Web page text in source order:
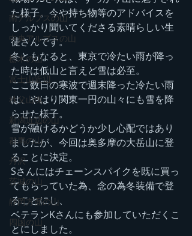
南アルプスの山
中央アルプスの山
栃木の山
富士山近辺
秩父山塊
新潟近辺の山
群馬の山
丹沢
茨城の山
静岡方面の山
四国の山
た様子。今や持ち物等のアドバイスを
しっかり聞いてくださる素晴らしい生
徒さんです。
冬ともなると、東京で冷たい雨が降っ
た時は低山と言えど雪は必至。
ここ数日の寒波で週末降った冷たい雨
は、やはり関東一円の山々にも雪を降
らせた様子。
雪が融けるかどうか少し心配ではあり
ましたが、今回は奥多摩の大岳山に登
ることに決定。
Sさんにはチェーンスパイクを既に買っ
てもらっていた為、念の為冬装備で登
ることにし、
ベテランKさんにも参加していただくこ
とにしました。